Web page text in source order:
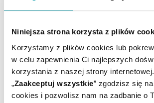
Niniejsza strona korzysta z plików
Korzystamy z plików cookies lub
w celu zapewnienia Ci najlepszych
korzystania z naszej strony
„Zaakceptuj wszystkie” zgodzisz się
cookies i pozwolisz nam na zadbanie o
PL
To jest lek. Dla bezpieczeństwa
ulotką dołączoną do opakowania.
maksymalnej dawki leku. W
skonsultuj się z lekarzem lub